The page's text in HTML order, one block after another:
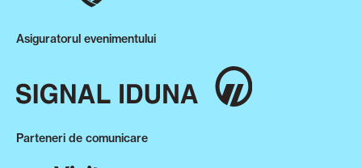
Asiguratorul evenimentului
Parteneri de comunicare